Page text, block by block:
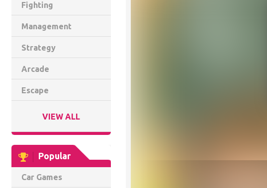
Fighting
Management
Strategy
Arcade
Escape
VIEW ALL
Popular
Car Games